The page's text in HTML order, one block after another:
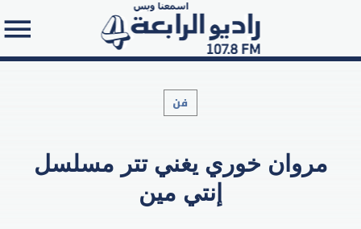
Search in the website:
فن
مروان خوري يغني تتر مسلسل
إنتي مين